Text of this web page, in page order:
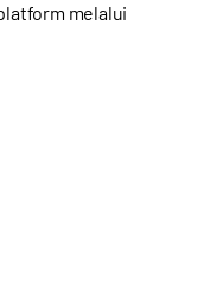
melalui